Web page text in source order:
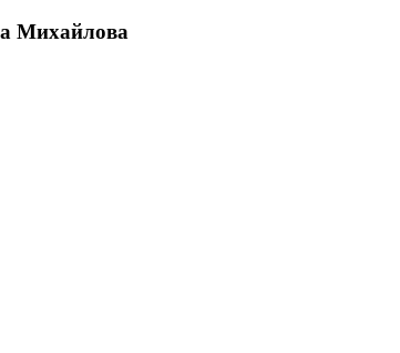
Михайлова